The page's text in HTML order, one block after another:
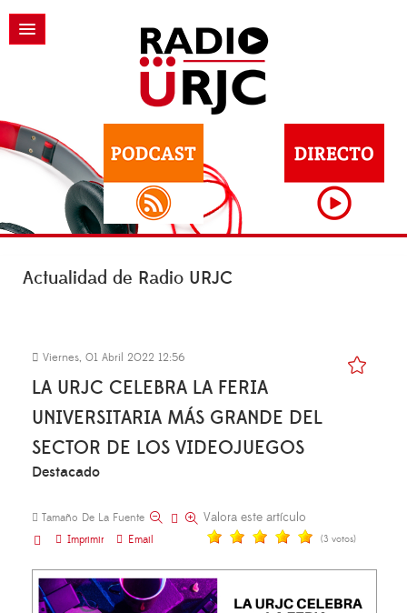
Actualidad de Radio URJC
Viernes, 01 Abril 2022 12:56
LA URJC CELEBRA LA FERIA
UNIVERSITARIA MÁS GRANDE DEL
SECTOR DE LOS VIDEOJUEGOS
Destacado
Tamaño De La Fuente
Imprimir
Email
Valora este artículo
(3 votos)